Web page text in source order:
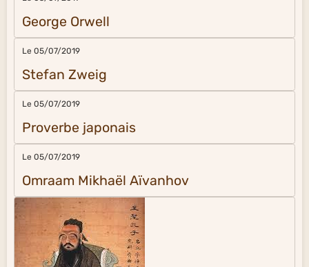
George Orwell
Le 05/07/2019
Stefan Zweig
Le 05/07/2019
Proverbe japonais
Le 05/07/2019
Omraam Mikhaël Aïvanhov